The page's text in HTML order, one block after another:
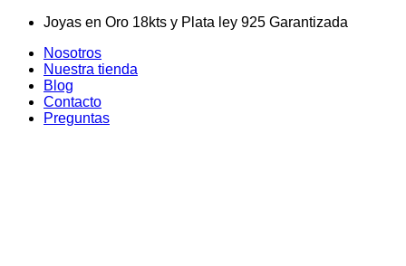
Skip
content
Joyas en Oro 18kts y Plata ley 925 Garantizada
Nosotros
Nuestra tienda
Blog
Contacto
Preguntas